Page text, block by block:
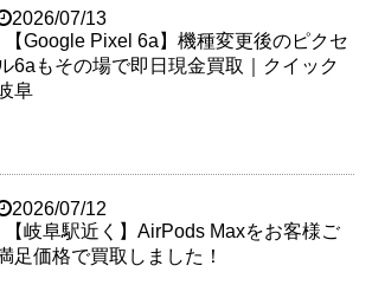
2026/07/13
【Google Pixel 6a】機種変更後のピクセ
6aもその場で即日現金買取｜クイック
阜
2026/07/12
【岐阜駅近く】AirPods Maxをお客様ご
足価格で買取しました！